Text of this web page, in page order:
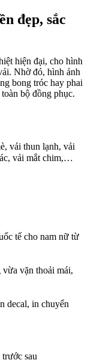
đẹp, sắc
hiện đại, cho hình
Nhờ đó, hình ảnh
bong tróc hay phai
bộ đồng phục.
vải thun lạnh, vải
vải mắt chim,…
tế cho nam nữ từ
vặn thoải mái,
decal, in chuyển